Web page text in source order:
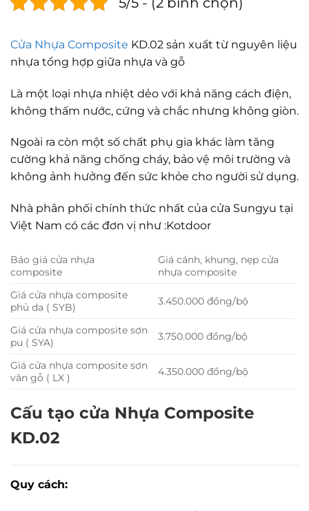
Cửa Nhựa Composite KD.02 sản xuất từ nguyên liệu
nhựa tổng hợp giữa nhựa và gỗ
Là một loại nhựa nhiệt dẻo với khả năng cách điện,
không thấm nước, cứng và chắc nhưng không giòn.
Ngoài ra còn một số chất phụ gia khác làm tăng
cường khả năng chống cháy, bảo vệ môi trường và
không ảnh hưởng đến sức khỏe cho người sử dụng.
Nhà phân phối chính thức nhất của cửa Sungyu tại
Việt Nam có các đơn vị như :Kotdoor
Báo giá cửa nhựa
composite
Giá cánh, khung, nẹp cửa
nhựa composite
Giá cửa nhựa composite
phủ da ( SYB)
3.450.000 đồng/bộ
Giá cửa nhựa composite sơn
pu ( SYA)
3.750.000 đồng/bộ
Giá cửa nhựa composite sơn
vân gỗ ( LX )
4.350.000 đồng/bộ
Cấu tạo cửa Nhựa Composite
KD.02
Quy cách: